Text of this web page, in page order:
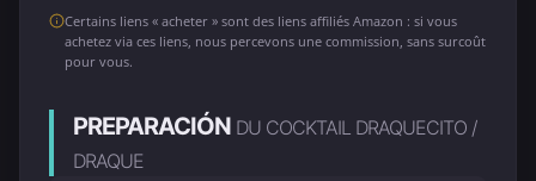
Certains liens « acheter » sont des liens affiliés Amazon : si vous
achetez via ces liens, nous percevons une commission, sans surcoût
pour vous.
PREPARACIÓN DU COCKTAIL DRAQUECITO /
DRAQUE